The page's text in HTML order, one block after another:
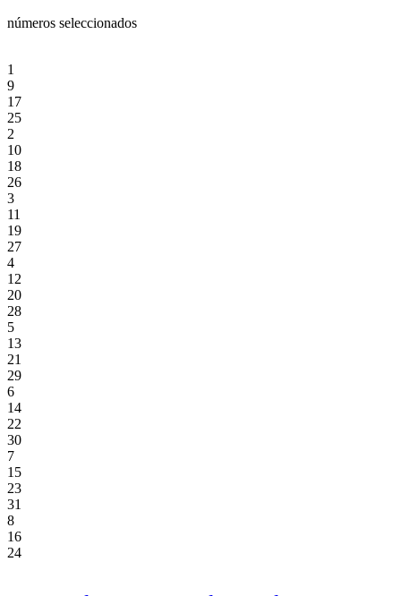
números seleccionados
1
9
17
25
2
10
18
26
3
11
19
27
4
12
20
28
5
13
21
29
6
14
22
30
7
15
23
31
8
16
24